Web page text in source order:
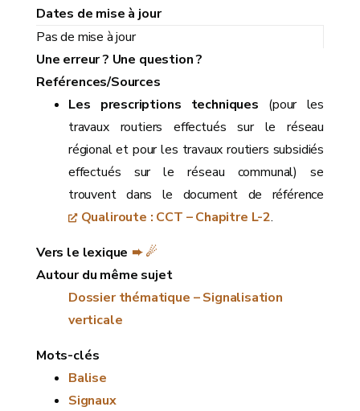
Dates de mise à jour
Pas de mise à jour
Une erreur ? Une question ?
Reférences/Sources
Les prescriptions techniques (pour les
travaux routiers effectués sur le réseau
régional et pour les travaux routiers subsidiés
effectués sur le réseau communal) se
trouvent dans le document de référence
Qualiroute : CCT – Chapitre L-2.
Vers le lexique ➨ ☄
Autour du même sujet
Dossier thématique – Signalisation
verticale
Mots-clés
Balise
Signaux